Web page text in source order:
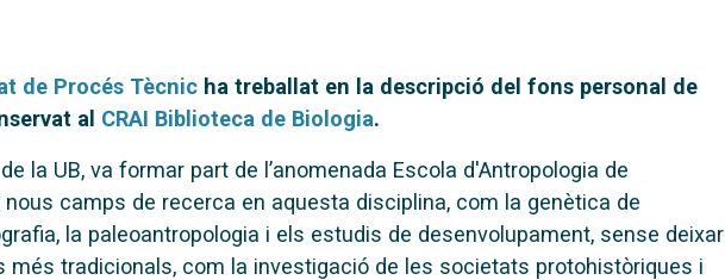
de Procés Tècnic ha treballat en la descripció del fons personal de
al CRAI Biblioteca de Biologia.
la UB, va formar part de l’anomenada Escola d'Antropologia de
nous camps de recerca en aquesta disciplina, com la genètica de
la paleoantropologia i els estudis de desenvolupament, sense deixar
més tradicionals, com la investigació de les societats protohistòriques i